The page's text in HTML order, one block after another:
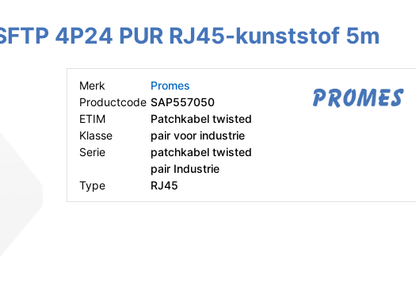
4P24 PUR RJ45-kunststof 5m
Merk
Promes
Productcode SAP557050
ETIM
Klasse
Patchkabel twisted
pair voor industrie
Serie
patchkabel twisted
pair Industrie
Type
RJ45